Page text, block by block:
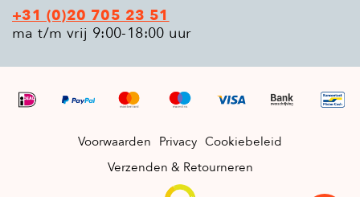
+31 (0)20 705 23 51
ma t/m vrij 9:00-18:00 uur
Voorwaarden Privacy Cookiebeleid
Verzenden & Retourneren